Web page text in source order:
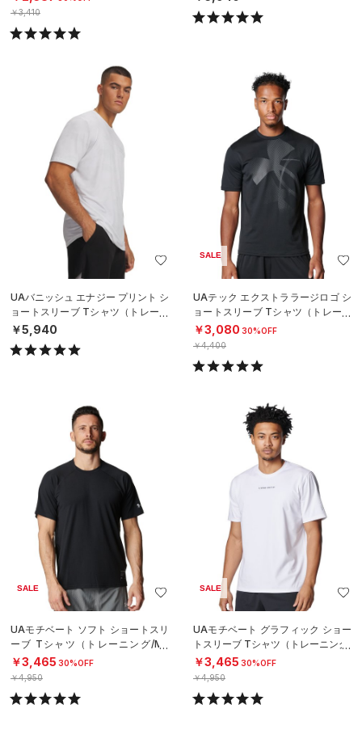
￥3,410
UAバニッシュ エナジー プリント シ
ョートスリーブ Tシャツ（トレーニ
ング/MEN）
￥5,940
SALE
UAテック エクストララージロゴ シ
ョートスリーブ Tシャツ（トレーニ
ング/MEN）
￥3,080 30%OFF
￥4,400
SALE
UAモチベート ソフト ショートスリ
ーブ Tシャツ（トレーニング/ME
N）
￥3,465 30%OFF
￥4,950
SALE
UAモチベート グラフィック ショー
トスリーブ Tシャツ（トレーニング/
MEN）
￥3,465 30%OFF
￥4,950